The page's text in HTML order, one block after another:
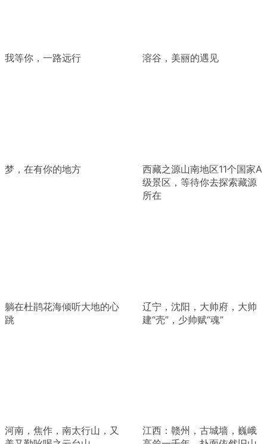
我等你，一路远行 溶谷，美丽的遇见
梦，在有你的地方
西藏之源山南地区11个国家A
级景区，等待你去探索藏源
所在
躺在杜鹃花海倾听大地的心
跳
辽宁，沈阳，大帅府，大帅
建“壳”，少帅赋“魂”
河南，焦作，南太行山，又
江西：赣州，古城墙，巍峨